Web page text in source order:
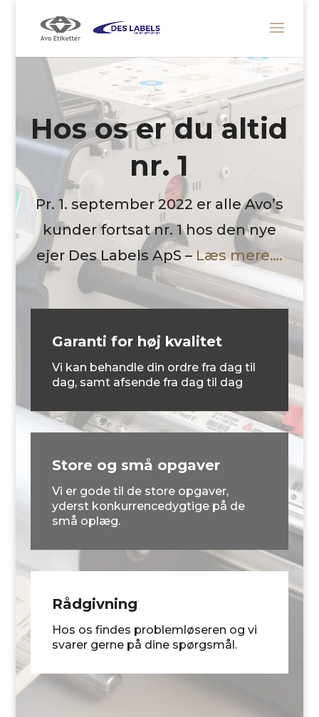
Hos os er du altid
nr. 1
Pr. 1. september 2022 er alle Avo’s
kunder fortsat nr. 1 hos den nye
ejer Des Labels ApS – Læs mere….
Garanti for høj kvalitet
Vi kan behandle din ordre fra dag til
dag, samt afsende fra dag til dag
Store og små opgaver
Vi er gode til de store opgaver,
yderst konkurrencedygtige på de
små oplæg.
Rådgivning
Hos os findes problemløseren og vi
svarer gerne på dine spørgsmål.